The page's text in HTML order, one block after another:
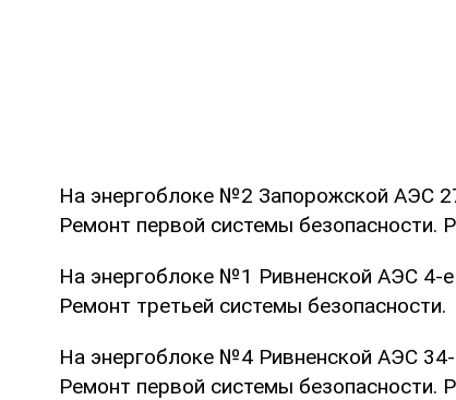
На энергоблоке №2 Запорожской АЭС
Ремонт первой системы безопасности.
На энергоблоке №1 Ривненской АЭС 4-е
Ремонт третьей системы безопасности.
На энергоблоке №4 Ривненской АЭС 34-
Ремонт первой системы безопасности.